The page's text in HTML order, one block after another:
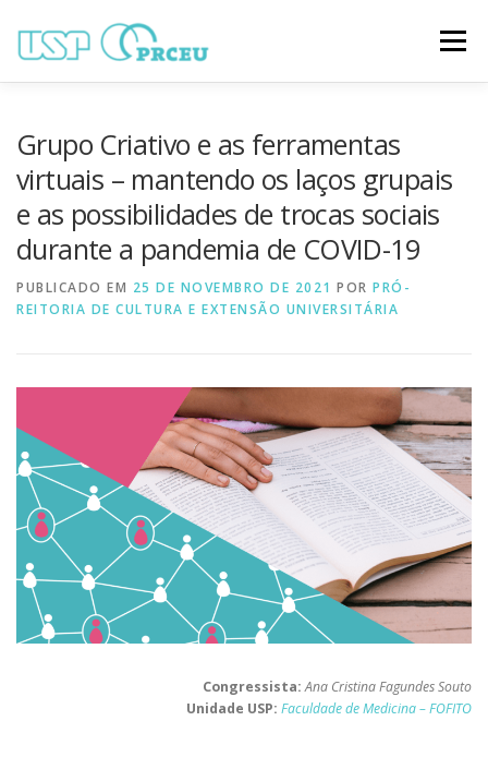
para
Menu
TRABALHOS ONLINE PROGRAMAÇÃO
NOTÍCIAS CONTATO
Grupo Criativo e as ferramentas
virtuais – mantendo os laços grupais
e as possibilidades de trocas sociais
durante a pandemia de COVID-19
PUBLICADO EM 25 DE NOVEMBRO DE 2021 POR PRÓ-
REITORIA DE CULTURA E EXTENSÃO UNIVERSITÁRIA
Congressista: Ana Cristina Fagundes Souto
Unidade USP: Faculdade de Medicina – FOFITO